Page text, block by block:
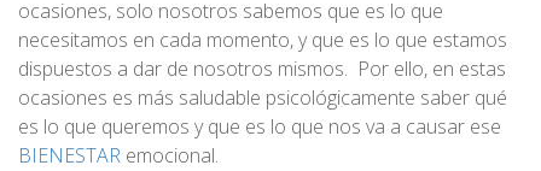
ocasiones, solo nosotros sabemos que es lo que
necesitamos en cada momento, y que es lo que estamos
dispuestos a dar de nosotros mismos. Por ello, en estas
ocasiones es más saludable psicológicamente saber qué
es lo que queremos y que es lo que nos va a causar ese
BIENESTAR emocional.